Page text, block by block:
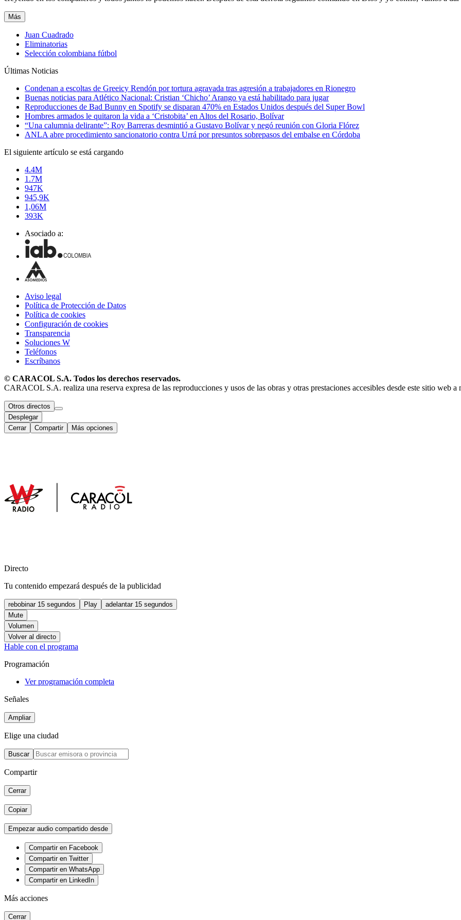
Más
Juan Cuadrado
Eliminatorias
Selección colombiana fútbol
Últimas Noticias
Condenan a escoltas de Greeicy Rendón por tortura agravada tras agresión a trabajadores en Rionegro
Buenas noticias para Atlético Nacional: Cristian ‘Chicho’ Arango ya está habilitado para jugar
Reproducciones de Bad Bunny en Spotify se disparan 470% en Estados Unidos después del Super Bowl
Hombres armados le quitaron la vida a ‘Cristobita’ en Altos del Rosario, Bolívar
“Una calumnia delirante”: Roy Barreras desmintió a Gustavo Bolívar y negó reunión con Gloria Flórez
ANLA abre procedimiento sancionatorio contra Urrá por presuntos sobrepasos del embalse en Córdoba
El siguiente artículo se está cargando
4.4M
1.7M
947K
945,9K
1,06M
393K
Asociado a:
Aviso legal
Política de Protección de Datos
Política de cookies
Configuración de cookies
Transparencia
Soluciones W
Teléfonos
Escríbanos
© CARACOL S.A. Todos los derechos reservados.
CARACOL S.A. realiza una reserva expresa de las reproducciones y usos de las obras y otras prestaciones accesibles desde este sitio web
Otros directos
Desplegar
Cerrar
Compartir Más opciones
Directo
Tu contenido empezará después de la publicidad
rebobinar 15 segundos Play
adelantar 15 segundos
Mute
Volumen
Volver al directo
Hable con el programa
Programación
Ver programación completa
Señales
Ampliar
Elige una ciudad
Buscar
Compartir
Cerrar
Copiar
Empezar audio compartido desde
Compartir en Facebook
Compartir en Twitter
Compartir en WhatsApp
Compartir en LinkedIn
Más acciones
Cerrar